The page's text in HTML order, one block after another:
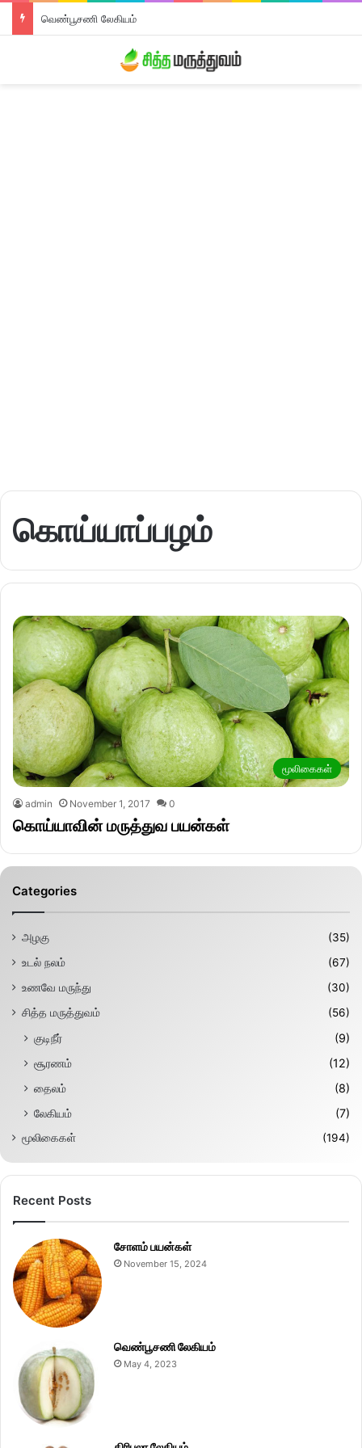
வெண்பூசணி லேகியம்
கொய்யாப்பழம்
மூலிகைகள்
admin November 1, 2017 0
கொய்யாவின் மருத்துவ பயன்கள்
Categories
அழகு
(35)
உடல் நலம்
(67)
உணவே மருந்து
(30)
சித்த மருத்துவம்
(56)
குடிநீர்
(9)
சூரணம்
(12)
தைலம்
(8)
லேகியம்
(7)
மூலிகைகள் (194)
Recent Posts
சோளம் பயன்கள்
November 15, 2024
வெண்பூசணி லேகியம்
May 4, 2023